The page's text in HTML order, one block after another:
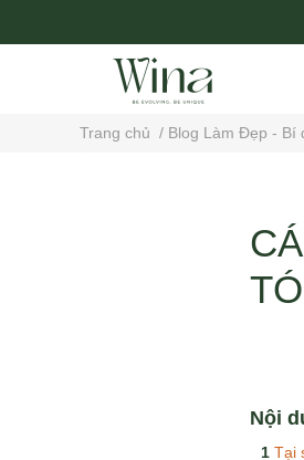
Trang chủ / Blog Làm Đẹp - Bí
Nội
Tại